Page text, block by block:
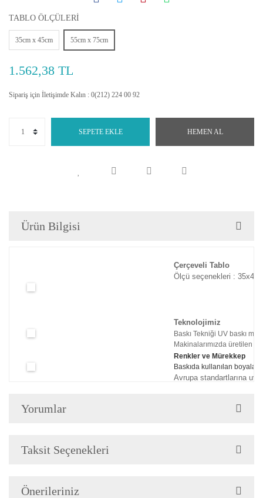
TABLO ÖLÇÜLERİ
35cm x 45cm 55cm x 75cm
1.562,38 TL
Sipariş için İletişimde Kalın : 0(212) 224 00 92
SEPETE EKLE HEMEN AL
Ürün Bilgisi
Çerçeveli Tablo
Ölçü seçenekleri :
Teknolojimiz
Baskı Tekniği UV baskı
Makinalarımızda üretilen
Renkler ve Mürekkep
Baskıda kullanılan
Avrupa standartlarına
Çerçeveli Tablolarınız
Yorumlar
Taksit Seçenekleri
Önerileriniz